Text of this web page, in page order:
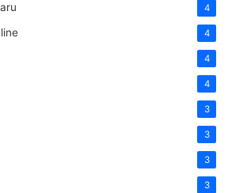
4
4
4
4
3
3
3
3